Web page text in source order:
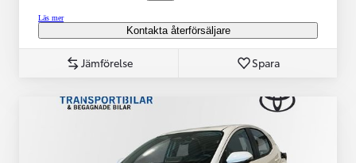
Läs mer
Kontakta återförsäljare
Jämförelse Spara